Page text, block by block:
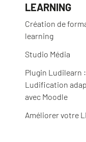
LEARNING
Création de
learning
Studio Média
Plugin Ludilearn :
Ludification
avec Moodle
Améliorer votre